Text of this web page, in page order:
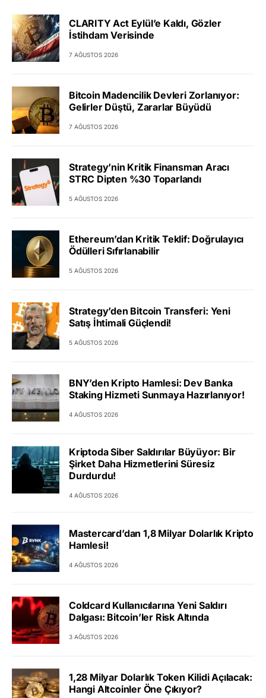
CLARITY Act Eylül’e Kaldı, Gözler
İstihdam Verisinde
7 AĞUSTOS 2026
Bitcoin Madencilik Devleri Zorlanıyor:
Gelirler Düştü, Zararlar Büyüdü
7 AĞUSTOS 2026
Strategy’nin Kritik Finansman Aracı
STRC Dipten %30 Toparlandı
5 AĞUSTOS 2026
Ethereum’dan Kritik Teklif: Doğrulayıcı
Ödülleri Sıfırlanabilir
5 AĞUSTOS 2026
Strategy’den Bitcoin Transferi: Yeni
Satış İhtimali Güçlendi!
5 AĞUSTOS 2026
BNY’den Kripto Hamlesi: Dev Banka
Staking Hizmeti Sunmaya Hazırlanıyor!
4 AĞUSTOS 2026
Kriptoda Siber Saldırılar Büyüyor: Bir
Şirket Daha Hizmetlerini Süresiz
Durdurdu!
4 AĞUSTOS 2026
Mastercard’dan 1,8 Milyar Dolarlık Kripto
Hamlesi!
4 AĞUSTOS 2026
Coldcard Kullanıcılarına Yeni Saldırı
Dalgası: Bitcoin’ler Risk Altında
3 AĞUSTOS 2026
1,28 Milyar Dolarlık Token Kilidi Açılacak:
Hangi Altcoinler Öne Çıkıyor?